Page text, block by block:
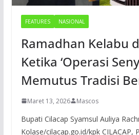
FEATURES NASIONAL
Ramadhan Kelabu
Ketika ‘Operasi
Memutus Tradisi
Maret 13, 2026 Mascos
Bupati Cilacap Syamsul Auliya
Kolase/cilacap.go.id/kpk CILACAP,